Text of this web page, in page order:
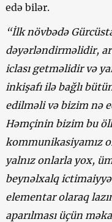
edə bilər.
“İlk növbədə
dəyərləndirməlidir,
iclası getməlidir və
inkişafı ilə bağlı
edilməli və bizim nə
Həmçinin bizim bu
kommunikasiyamız
yalnız onlarla yox,
beynəlxalq
elementar olaraq
aparılması üçün